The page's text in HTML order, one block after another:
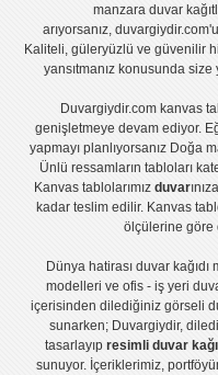
manzara duvar
arıyorsanız,
Kaliteli, güleryüzlü ve güvenilir
yansıtmanız konusunda
Duvargiydir.com kanvas
genişletmeye devam ediyor.
yapmayı planlıyorsanız Doğa
Ünlü ressamların tabloları
Kanvas tablolarımız duvar
kadar teslim edilir. Kanvas
ölçülerine göre
Dünya hatirası duvar kağıdı
modelleri ve ofis - iş yeri
içerisinden dilediğiniz görseli
sunarken; Duvargiydir,
tasarlayıp resimli duvar
sunuyor. İçeriklerimiz,